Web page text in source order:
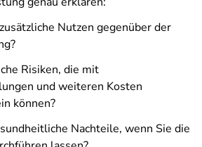
Nutzen gegenüber der
Risiken, die mit
und weiteren Kosten
können?
Nachteile, wenn Sie die